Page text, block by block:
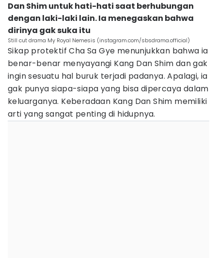
Dan Shim untuk hati-hati saat berhubungan
dengan laki-laki lain. Ia menegaskan bahwa
dirinya gak suka itu
Still cut drama My Royal Nemesis (instagram.com/sbsdrama.official)
Sikap protektif Cha Sa Gye menunjukkan bahwa ia
benar-benar menyayangi Kang Dan Shim dan gak
ingin sesuatu hal buruk terjadi padanya. Apalagi, ia
gak punya siapa-siapa yang bisa dipercaya dalam
keluarganya. Keberadaan Kang Dan Shim memiliki
arti yang sangat penting di hidupnya.